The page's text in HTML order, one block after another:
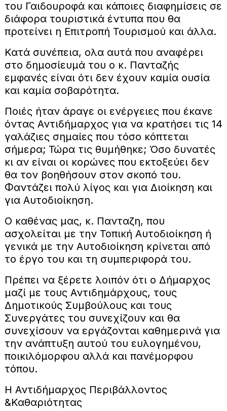
του Γαιδουροφά και κάποιες διαφημίσεις σε
διάφορα τουριστικά έντυπα που θα
προτείνει η Επιτροπή Τουρισμού και άλλα.
Κατά συνέπεια, ολα αυτά που αναφέρει
στο δημοσίευμά του ο κ. Πανταζής
εμφανές είναι ότι δεν έχουν καμία ουσία
και καμία σοβαρότητα.
Ποιές ήταν άραγε οι ενέργειες που έκανε
όντας Αντιδήμαρχος για να κρατήσει τις 14
γαλάζιες σημαίες που τόσο κόπτεται
σήμερα; Τώρα τις θυμήθηκε; Όσο δυνατές
κι αν είναι οι κορώνες που εκτοξεύει δεν
θα τον βοηθήσουν στον σκοπό του.
Φαντάζει πολύ λίγος και για Διοίκηση και
για Αυτοδιοίκηση.
Ο καθένας μας, κ. Πανταζη, που
ασχολείται με την Τοπική Αυτοδιοίκηση ή
γενικά με την Αυτοδιοίκηση κρίνεται από
το έργο του και τη συμπεριφορά του.
Πρέπει να ξέρετε λοιπόν ότι ο Δήμαρχος
μαζί με τους Αντιδημάρχους, τους
Δημοτικούς Συμβούλους και τους
Συνεργάτες του συνεχίζουν και θα
συνεχίσουν να εργάζονται καθημερινά για
την ανάπτυξη αυτού του ευλογημένου,
ποικιλόμορφου αλλά και πανέμορφου
τόπου.
Η Αντιδήμαρχος Περιβάλλοντος
&Καθαριότητας